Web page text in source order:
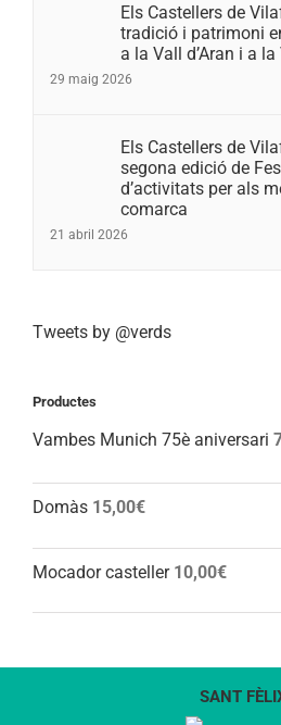
Els Castellers de
tradició i patrimoni
a la Vall d’Aran i a
29 maig 2026
Els Castellers de
segona edició de
d’activitats per als
comarca
21 abril 2026
Tweets by @verds
Productes
Vambes Munich 75è aniversari
Domàs 15,00€
Mocador casteller 10,00€
SANT